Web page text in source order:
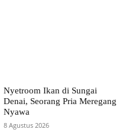
Nyetroom Ikan di Sungai
Denai, Seorang Pria Meregang
Nyawa
8 Agustus 2026